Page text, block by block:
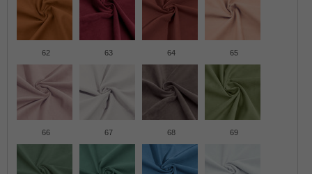
62 63 64 65
66 67 68 69